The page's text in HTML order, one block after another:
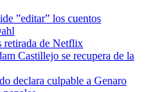
”editar” los cuentos
retirada de Netflix
Castillejo se recupera de la
declara culpable a Genaro